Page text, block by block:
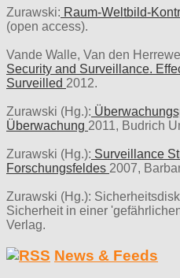
Zurawski: Raum-Weltbild-
(open access).
Vande Walle, Van den
Security and Surveillance.
Surveilled 2012.
Zurawski (Hg.):
Überwachung 2011, Budrich
Zurawski (Hg.): Surveillance
Forschungsfeldes 2007,
Zurawski (Hg.):
Sicherheit in einer
Verlag.
News & Feeds